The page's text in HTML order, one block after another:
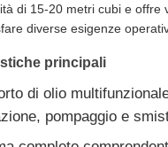
veicoli speciali
di 15-20 metri cubi e offre
diverse esigenze
principali
di olio
pompaggio e